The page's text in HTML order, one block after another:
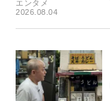
エンタメ
2026.08.04